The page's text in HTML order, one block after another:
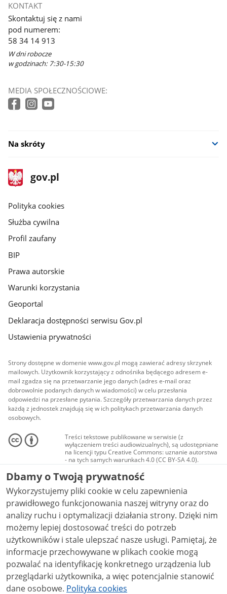
KONTAKT
Skontaktuj się z nami
pod numerem:
58 34 14 913
W dni robocze
w godzinach: 7:30-15:30
MEDIA SPOŁECZNOŚCIOWE:
Na skróty
stopka
gov.pl
Strona
gov.pl
gov.pl
Polityka cookies
Służba cywilna
Profil zaufany
BIP
Prawa autorskie
Warunki korzystania
Geoportal
Deklaracja dostępności serwisu Gov.pl
Ustawienia prywatności
Strony dostępne w domenie www.gov.pl mogą zawierać adresy skrzynek
mailowych. Użytkownik korzystający z odnośnika będącego adresem e-
mail zgadza się na przetwarzanie jego danych (adres e-mail oraz
dobrowolnie podanych danych w wiadomości) w celu przesłania
odpowiedzi na przesłane pytania. Szczegóły przetwarzania danych przez
każdą z jednostek znajdują się w ich politykach przetwarzania danych
osobowych.
Treści tekstowe publikowane w serwisie (z
wyłączeniem treści audiowizualnych), są udostępniane
na licencji typu Creative Commons: uznanie autorstwa
- na tych samych warunkach 4.0 (CC BY-SA 4.0).
Materiały audiowizualne, w tym zdjęcia, materiały
audio i wideo, są udostępniane na licencji typu
Creative Commons: uznanie autorstwa użycie
niekomercyjne - bez utworów zależnych 4.0 (CC BY-
NC-ND 4.0), o ile nie jest to stwierdzone inaczej.
Dbamy o Twoją prywatność
Wykorzystujemy pliki cookie w celu zapewnienia
prawidłowego funkcjonowania naszej witryny oraz do
analizy ruchu i optymalizacji działania strony. Dzięki nim
możemy lepiej dostosować treści do potrzeb
użytkowników i stale ulepszać nasze usługi. Pamiętaj, że
informacje przechowywane w plikach cookie mogą
pozwalać na identyfikację konkretnego urządzenia lub
przeglądarki użytkownika, a więc potencjalnie stanowić
dane osobowe. Polityka cookies